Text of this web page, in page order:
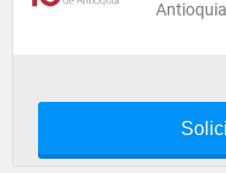
Antioquia